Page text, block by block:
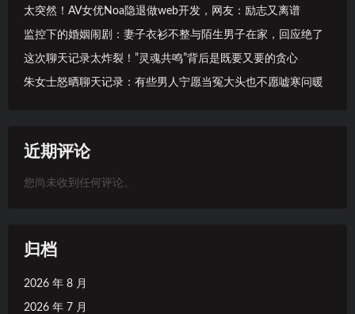
太突然！AV女优Noa隐退做web开发，网友：励志又离谱
监控下的婚姻闹剧：妻子衣衫不整与陌生男子在家，回应绝了
这次聊天记录太炸裂！”灵魂共鸣”背后是既要又要的贪心
朱女士怒晒聊天记录：有些男人宁愿当冤大头也不愿嘘寒问暖
近期评论
您尚未收到任何评论。
归档
2026 年 8 月
2026 年 7 月